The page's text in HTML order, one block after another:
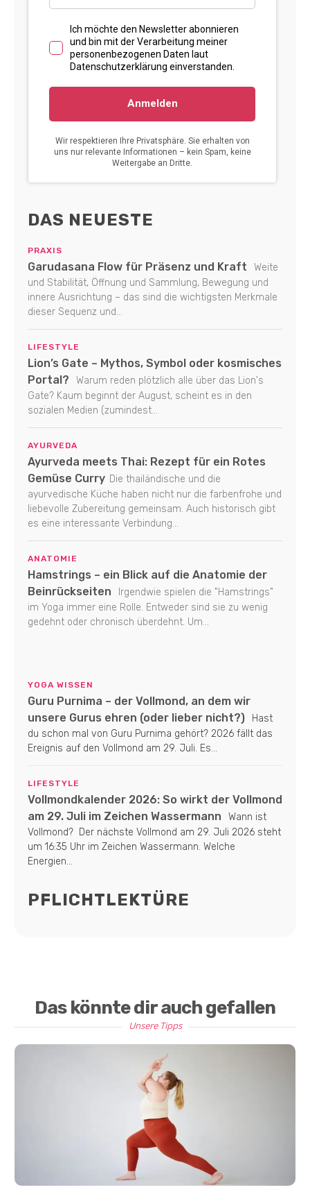
DAS NEUESTE
PRAXIS
Garudasana Flow für Präsenz und Kraft
Weite
und Stabilität, Öffnung und Sammlung, Bewegung und
innere Ausrichtung – das sind die wichtigsten Merkmale
dieser Sequenz und...
LIFESTYLE
Lion’s Gate – Mythos, Symbol oder kosmisches
Portal?
Warum reden plötzlich alle über das Lion's
Gate? Kaum beginnt der August, scheint es in den
sozialen Medien (zumindest...
AYURVEDA
Ayurveda meets Thai: Rezept für ein Rotes
Gemüse Curry Die thailändische und die
ayurvedische Küche haben nicht nur die farbenfrohe und
liebevolle Zubereitung gemeinsam. Auch historisch gibt
es eine interessante Verbindung...
ANATOMIE
Hamstrings – ein Blick auf die Anatomie der
Beinrückseiten
Irgendwie spielen die "Hamstrings"
im Yoga immer eine Rolle. Entweder sind sie zu wenig
gedehnt oder chronisch überdehnt. Um...
YOGA WISSEN
Guru Purnima – der Vollmond, an dem wir
unsere Gurus ehren (oder lieber nicht?)
Hast
du schon mal von Guru Purnima gehört? 2026 fällt das
Ereignis auf den Vollmond am 29. Juli. Es...
LIFESTYLE
Vollmondkalender 2026: So wirkt der Vollmond
am 29. Juli im Zeichen Wassermann
Wann ist
Vollmond? Der nächste Vollmond am 29. Juli 2026 steht
um 16:35 Uhr im Zeichen Wassermann. Welche
Energien...
PFLICHTLEKTÜRE
Das könnte dir auch gefallen
Unsere Tipps